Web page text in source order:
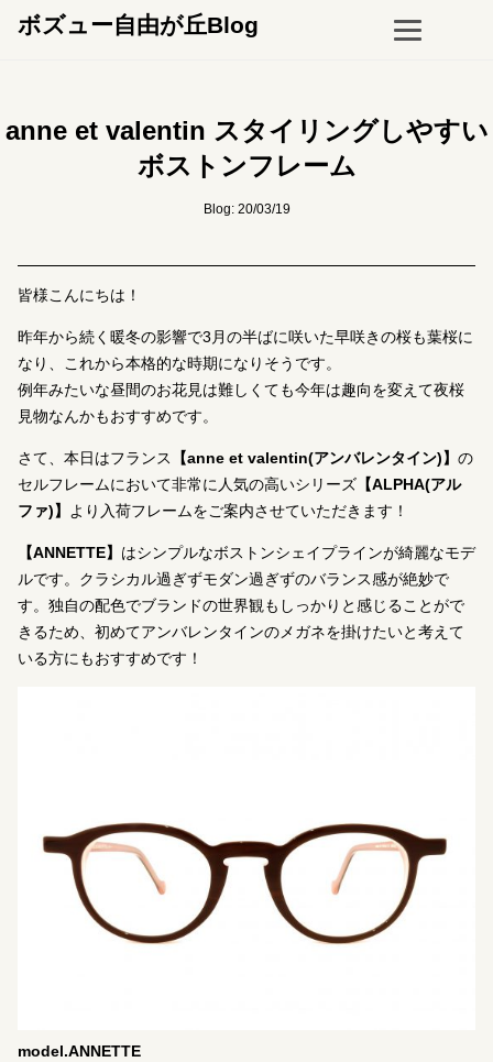
ボズュー自由が丘Blog
anne et valentin スタイリングしやすい
ボストンフレーム
Blog: 20/03/19
皆様こんにちは！
昨年から続く暖冬の影響で3月の半ばに咲いた早咲きの桜も葉桜に
なり、これから本格的な時期になりそうです。
例年みたいな昼間のお花見は難しくても今年は趣向を変えて夜桜
見物なんかもおすすめです。
さて、本日はフランス 【anne et valentin(アンバレンタイン)】 の
セルフレームにおいて非常に人気の高いシリーズ 【ALPHA(アル
ファ)】
より入荷フレームをご案内させていただきます！
【ANNETTE】 はシンプルなボストンシェイプラインが綺麗なモデ
ルです。クラシカル過ぎずモダン過ぎずのバランス感が絶妙で
す。独自の配色でブランドの世界観もしっかりと感じることがで
きるため、初めてアンバレンタインのメガネを掛けたいと考えて
いる方にもおすすめです！
model.ANNETTE